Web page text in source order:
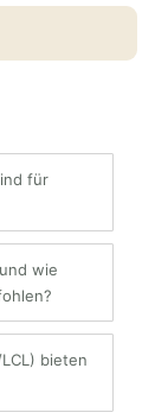
für
wie
bieten